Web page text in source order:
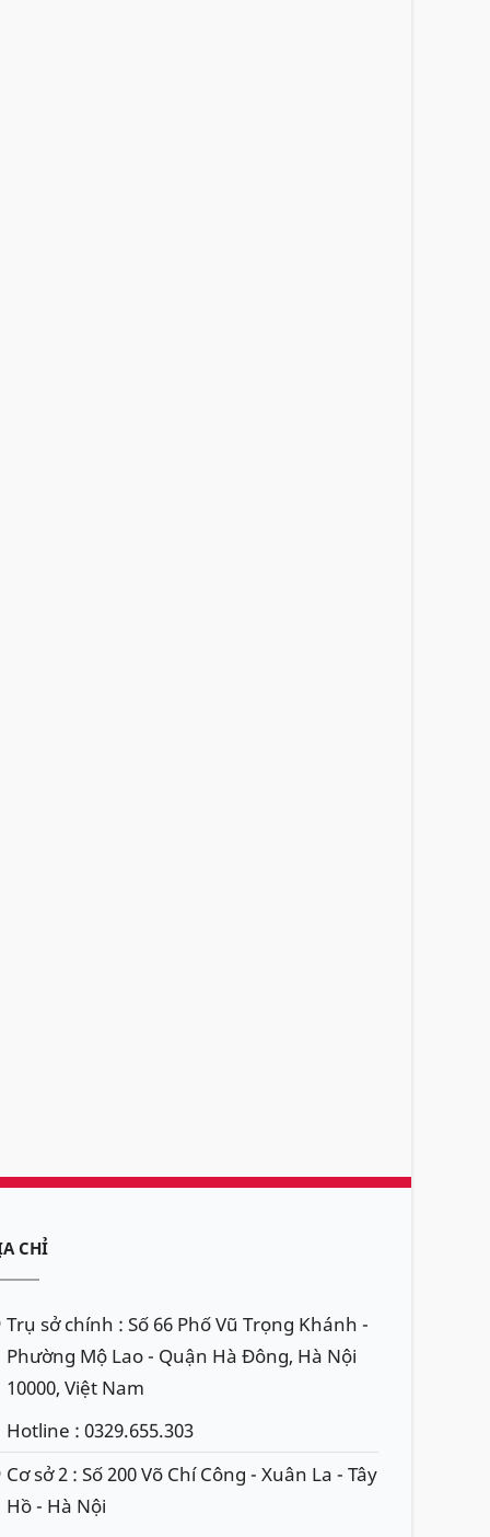
CHỈ
Trụ sở chính : Số 66 Phố Vũ Trọng Khánh -
Phường Mộ Lao - Quận Hà Đông, Hà Nội
10000, Việt Nam
Hotline : 0329.655.303
Cơ sở 2 : Số 200 Võ Chí Công - Xuân La - Tây
Hồ - Hà Nội